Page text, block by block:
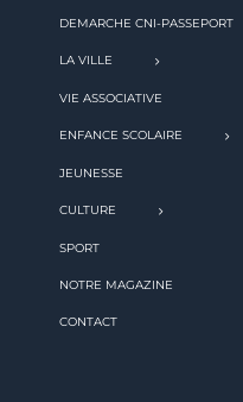
DEMARCHE CNI-PASSEPORT
LA VILLE
VIE ASSOCIATIVE
ENFANCE SCOLAIRE
JEUNESSE
CULTURE
SPORT
NOTRE MAGAZINE
CONTACT